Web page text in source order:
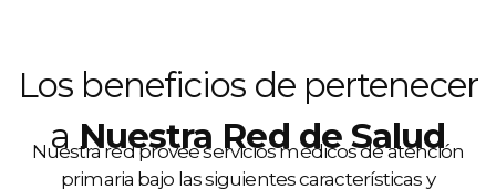
Los beneficios de pertenecer
a Nuestra Red de Salud
Nuestra red provee servicios médicos de atención
primaria bajo las siguientes características y